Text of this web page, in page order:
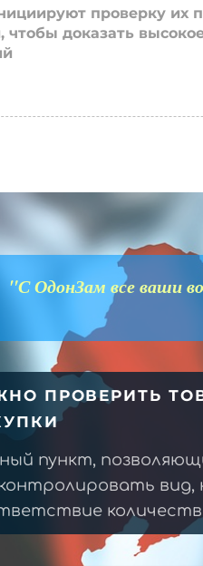
проверку их
чтобы доказать
"С ОдонЗам все ваши
ПРОВЕРИТЬ
пункт,
вид,